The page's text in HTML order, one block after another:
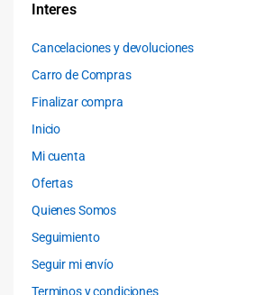
Interes
Cancelaciones y devoluciones
Carro de Compras
Finalizar compra
Inicio
Mi cuenta
Ofertas
Quienes Somos
Seguimiento
Seguir mi envío
Terminos y condiciones